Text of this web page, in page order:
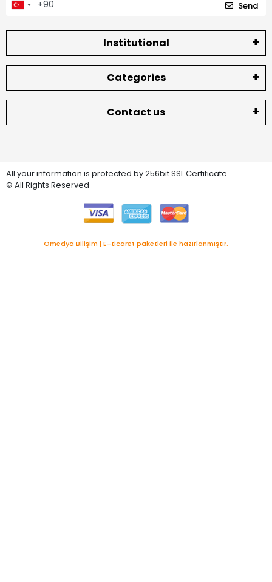
Send
Institutional
Categories
Contact us
All your information is protected by 256bit SSL Certificate.
© All Rights Reserved
Omedya Bilişim | E-ticaret paketleri ile hazırlanmıştır.